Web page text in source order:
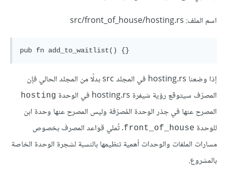
اسم الملف: src/front_of_house/hosting.rs
إذا وضعنا hosting.rs في المجلد src بدلًا من المجلد الحالي فإن
المصرّف سيتوقع رؤية شيفرة hosting.rs في الوحدة
hosting
المصرح عنها في جذر الوحدة المُصرّفة وليس المصرح عنها وحدة ابن
للوحدة front_of_house. تُملي قواعد المصرف بخصوص
مسارات الملفات والوحدات أهمية تنظيمها بالنسبة لشجرة الوحدة الخاصة
بالمشروع.